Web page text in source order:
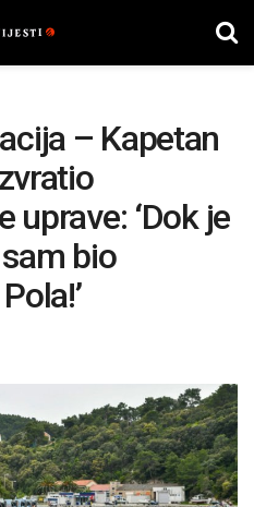
– Kapetan
uprave: ‘Dok je
bio